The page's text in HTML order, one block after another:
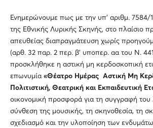
Ενημερώνουμε πως με την υπ’ αριθμ. 7584/
της Εθνικής Λυρικής Σκηνής, στο πλαίσιο
απευθείας διαπραγμάτευση χωρίς
(αρθ. 32 παρ. 2 περ. β’ υποπερ. αα του Ν.
προσκλήθηκε η αστική μη κερδοσκοπική
επωνυμία «Θέατρο Ημέρας Αστική Μη
Πολιτιστική, Θεατρική και Εκπαιδευτική
οικονομική προσφορά για τη συγγραφή του
σύνθεση της μουσικής, τη σκηνοθεσία, τη
σχεδιασμό και την υλοποίηση των